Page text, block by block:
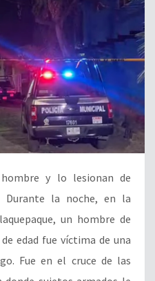
y lo lesionan de
Durante la noche, en la
un hombre de
edad fue víctima de una
Fue en el cruce de las